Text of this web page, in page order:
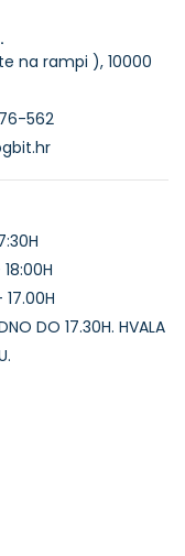
na rampi ), 10000
562
17.00H
DO 17.30H. HVALA